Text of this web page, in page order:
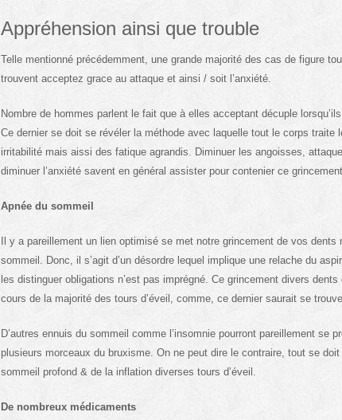
Appréhension ainsi que trouble
Telle mentionné précédemment, une grande majorité des cas de figure
trouvent acceptez grace au attaque et ainsi / soit l’anxiété.
Nombre de hommes parlent le fait que à elles acceptant décuple
Ce dernier se doit se révéler la méthode avec laquelle tout le corps traite
irritabilité mais aissi des fatique agrandis. Diminuer les angoisses,
diminuer l’anxiété savent en général assister pour contenier ce
Apnée du sommeil
Il y a pareillement un lien optimisé se met notre grincement de vos dents
sommeil. Donc, il s’agit d’un désordre lequel implique une relache du
les distinguer obligations n’est pas imprégné. Ce grincement divers
cours de la majorité des tours d’éveil, comme, ce dernier saurait se
D’autres ennuis du sommeil comme l’insomnie pourront pareillement se
plusieurs morceaux du bruxisme. On ne peut dire le contraire, tout se
sommeil profond & de la inflation diverses tours d’éveil.
De nombreux médicaments